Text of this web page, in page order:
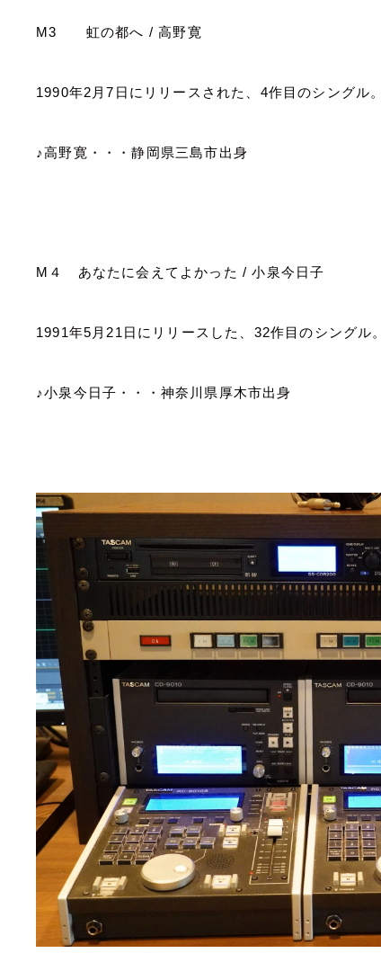
M3 虹の都へ /高野寛
1990年2 月7 日にリリースされた、 4作目のシングル。
♪高野寛・・・静岡県三島市出身
M ４ あなたに会えてよかった /小泉今日子
1991年5 月 21 日にリリースした、 32作目のシングル。
♪小泉今日子・・・神奈川県厚木市出身